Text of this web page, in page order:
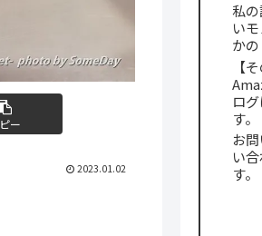
ー
2023.01.02
私
い
か
【
ロ
す。
お
い
す。